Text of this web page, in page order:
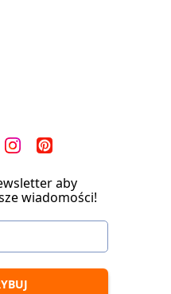
aby
wiadomości!